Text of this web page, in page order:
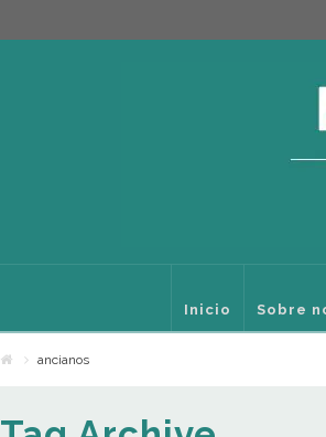
Inicio Sobre
ancianos